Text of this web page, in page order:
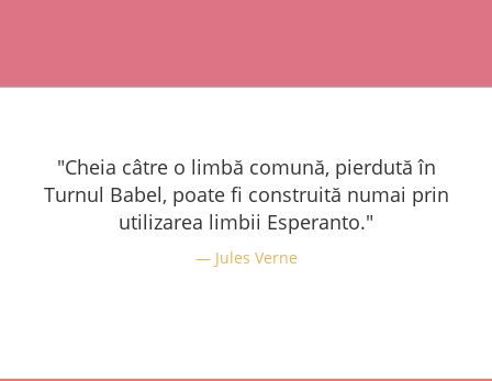
"Cheia câtre o limbă comună, pierdută în
Turnul Babel, poate fi construită numai prin
utilizarea limbii Esperanto."
Jules Verne